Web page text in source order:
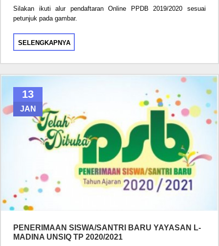
Silakan ikuti alur pendaftaran Online PPDB 2019/2020 sesuai
petunjuk pada gambar.
SELENGKAPNYA
13
JAN
PENERIMAAN SISWA/SANTRI BARU YAYASAN L-
MADINA UNSIQ TP 2020/2021